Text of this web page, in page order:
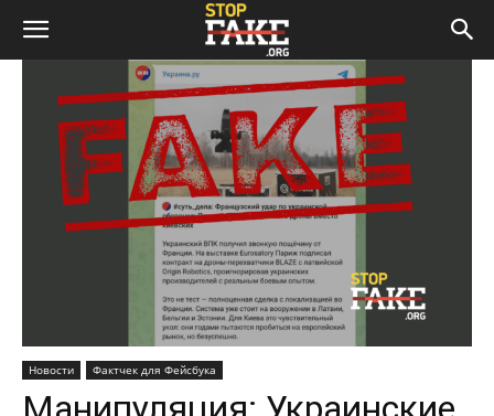
Новости Фактчек для Фейсбука